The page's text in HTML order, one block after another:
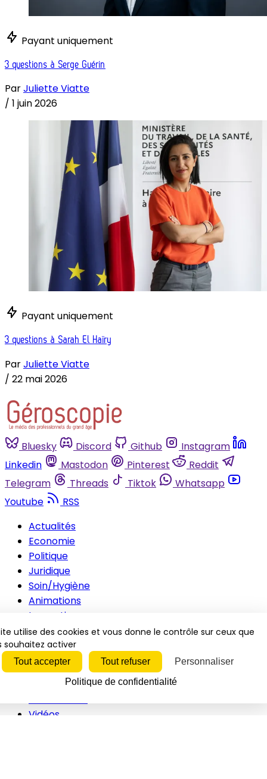
Payant uniquement
3 questions à Serge Guérin
ParJuliette Viatte
/ 1 juin 2026
Payant uniquement
3 questions à Sarah El Haïry
ParJuliette Viatte
/ 22 mai 2026
Bluesky Discord Github
Instagram
Linkedin
Mastodon Pinterest
Reddit
Telegram
Threads Tiktok
Whatsapp
Youtube
RSS
Actualités
Economie
Politique
Juridique
Soin/Hygiène
Animations
Innovations
RH
Inspirations
Vidéos
Newsletters
Vidéos
utilise des cookies et vous donne le contrôle sur ceux que
souhaitez activer
Tout accepter Tout refuser
Personnaliser
Politique de confidentialité